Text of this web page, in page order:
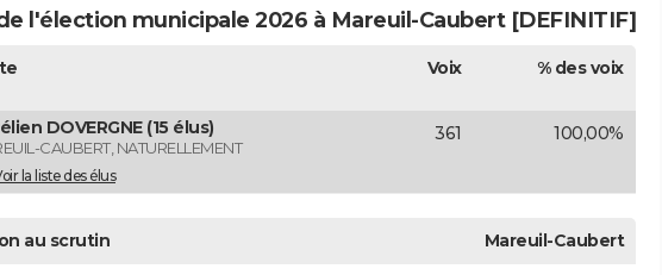
l'élection municipale 2026 à Mareuil-Caubert [DEFINITIF]
Voix % des voix
DOVERGNE (15 élus)
CAUBERT, NATURELLEMENT
la liste des élus
361 100,00%
au scrutin Mareuil-Caubert